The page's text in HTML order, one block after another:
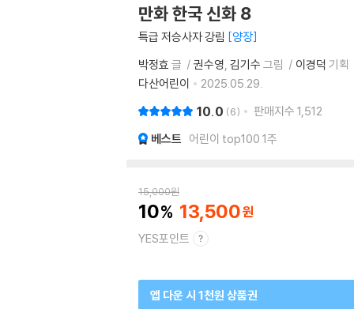
만화 한국 신화 8
특급 저승사자 강림
양장
박정효 글 권수영 김기수 그림 이경덕 기획
다산어린이
2025.05.29.
10.0 6 판매지수 1,512
베스트 어린이 top100 1주
15,000원
10 13,500
YES포인트
앱 다운 시 1천원 상품권